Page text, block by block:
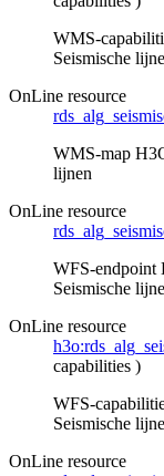
WMS-
Seismische
OnLine resource
WMS-map
lijnen
OnLine resource
WFS-endpoint
Seismische
OnLine resource
capabilities )
WFS-
Seismische
OnLine resource